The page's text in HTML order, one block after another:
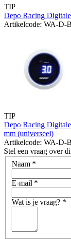
TIP
Depo Racing
Artikelcode: WA-D-
TIP
Depo Racing
mm (universeel)
Artikelcode: WA-D-
Stel een vraag over
Naam *
E-mail *
Wat is je vraag? *